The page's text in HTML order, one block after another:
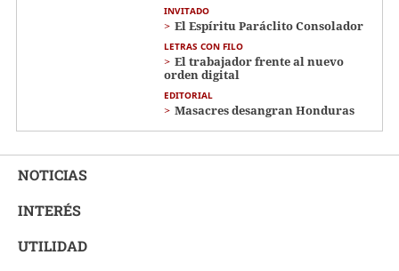
INVITADO
El Espíritu Paráclito Consolador
LETRAS CON FILO
El trabajador frente al nuevo
orden digital
EDITORIAL
Masacres desangran Honduras
NOTICIAS
INTERÉS
UTILIDAD